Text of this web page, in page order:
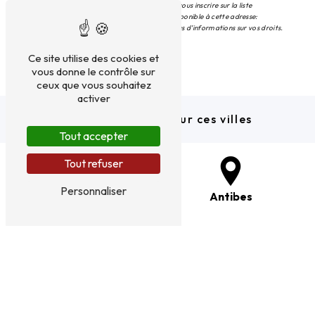
gestion des contentieux. Vous avez le droit de vous inscrire sur la liste
d'opposition au démarchage téléphonique, disponible à cette adresse:
. Consultez le site cnil.fr pour plus d’informations sur vos droits.
Nous intervenons sur ces villes
Nice Antibes
Ce site utilise des cookies et
vous donne le contrôle sur
ceux que vous souhaitez
activer
Tout accepter
Tout refuser
Personnaliser